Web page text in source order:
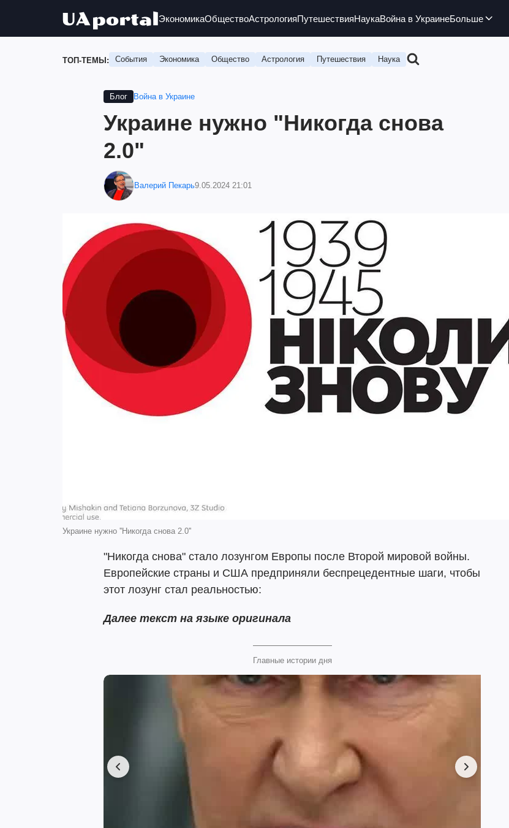
ЭкономикаОбществоАстрологияПутешествияНаукаВойна в УкраинеБольше
ТОП-ТЕМЫ: События Экономика Общество Астрология Путешествия Наука
Блог Война в Украине
Украине нужно "Никогда снова
2.0"
Валерий Пекарь9.05.2024 21:01
Украине нужно ''Никогда снова 2.0''
"Никогда снова" стало лозунгом Европы после Второй мировой войны.
Европейские страны и США предприняли беспрецедентные шаги, чтобы
этот лозунг стал реальностью:
Далее текст на языке оригинала
Главные истории дня